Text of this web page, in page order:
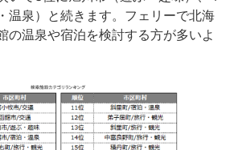
温泉）と続きます。フェリーで北海
の温泉や宿泊を検討する方が多いよ